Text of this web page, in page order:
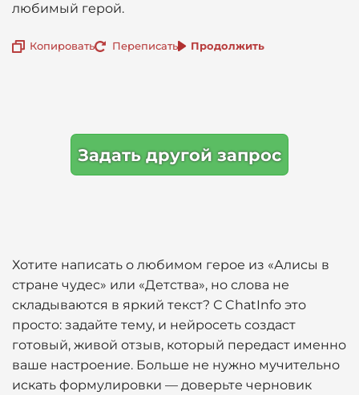
любимый герой.
Копировать Переписать Продолжить
Задать другой запрос
Хотите написать о любимом герое из «Алисы в
стране чудес» или «Детства», но слова не
складываются в яркий текст? С ChatInfo это
просто: задайте тему, и нейросеть создаст
готовый, живой отзыв, который передаст именно
ваше настроение. Больше не нужно мучительно
искать формулировки — доверьте черновик